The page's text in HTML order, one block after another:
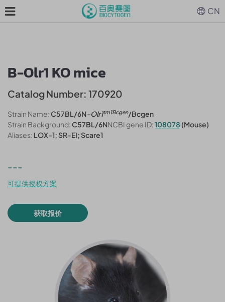
B-Olr1 KO mice
Catalog Number: 170920
Strain Name:C57BL/6N-Olr1tm1Bcgen/Bcgen
Strain Background:C57BL/6NNCBI gene ID:108078 (Mouse)
Aliases: LOX-1; SR-EI; Scare1
---
可提供授权方案
获取报价
CN